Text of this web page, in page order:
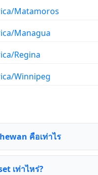
Matamoros
Managua
Regina
Winnipeg
คือเท่าไร
เท่าไหร่?